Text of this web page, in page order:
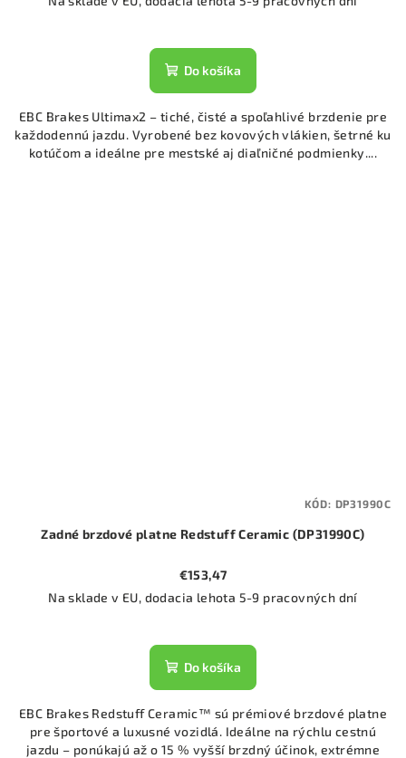
Do košíka
EBC Brakes Ultimax2 – tiché, čisté a spoľahlivé brzdenie pre
každodennú jazdu. Vyrobené bez kovových vlákien, šetrné ku
kotúčom a ideálne pre mestské aj diaľničné podmienky....
Zadné brzdové platne Redstuff Ceramic (DP31990C)
€153,47
Na sklade v EU, dodacia lehota 5-9 pracovných dní
Do košíka
EBC Brakes Redstuff Ceramic™ sú prémiové brzdové platne
pre športové a luxusné vozidlá. Ideálne na rýchlu cestnú
jazdu – ponúkajú až o 15 % vyšší brzdný účinok, extrémne
KÓD: DP31990C